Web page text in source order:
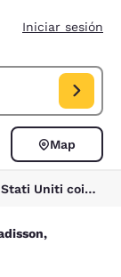
Iniciar sesión
Uniti. Fecha de
Map
2 de hoteles cerca de Grinnell, Iowa 50112, Stati Uniti coinciden con tus filtros